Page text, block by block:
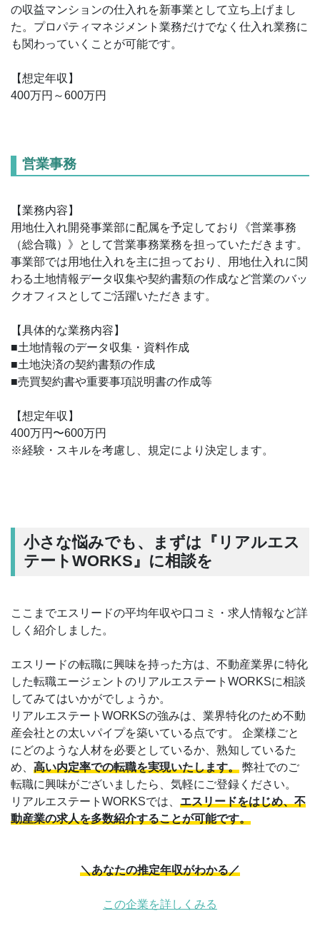
の収益マンションの仕入れを新事業として立ち上げまし
た。プロパティマネジメント業務だけでなく仕入れ業務に
も関わっていくことが可能です。
【想定年収】
400万円～600万円
営業事務
【業務内容】
用地仕入れ開発事業部に配属を予定しており《営業事務
（総合職）》として営業事務業務を担っていただきます。
事業部では用地仕入れを主に担っており、用地仕入れに関
わる土地情報データ収集や契約書類の作成など営業のバッ
クオフィスとしてご活躍いただきます。
【具体的な業務内容】
■土地情報のデータ収集・資料作成
■土地決済の契約書類の作成
■売買契約書や重要事項説明書の作成等
【想定年収】
400万円〜600万円
※経験・スキルを考慮し、規定により決定します。
小さな悩みでも、まずは『リアルエス
テートWORKS』に相談を
ここまでエスリードの平均年収や口コミ・求人情報など詳
しく紹介しました。
エスリードの転職に興味を持った方は、不動産業界に特化
した転職エージェントのリアルエステートWORKSに相談
してみてはいかがでしょうか。
リアルエステートWORKSの強みは、業界特化のため不動
産会社との太いパイプを築いている点です。 企業様ごと
にどのような人材を必要としているか、熟知しているた
め、 高い内定率での転職を実現いたします。 弊社でのご
転職に興味がございましたら、気軽にご登録ください。
リアルエステートWORKSでは、 エスリードをはじめ、不
動産業の求人を多数紹介することが可能です。
＼あなたの推定年収がわかる／
この企業を詳しくみる